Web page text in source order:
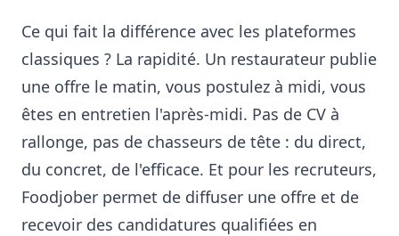
Ce qui fait la différence avec les plateformes
classiques ? La rapidité. Un restaurateur publie
une offre le matin, vous postulez à midi, vous
êtes en entretien l'après-midi. Pas de CV à
rallonge, pas de chasseurs de tête : du direct,
du concret, de l'efficace. Et pour les recruteurs,
Foodjober permet de diffuser une offre et de
recevoir des candidatures qualifiées en